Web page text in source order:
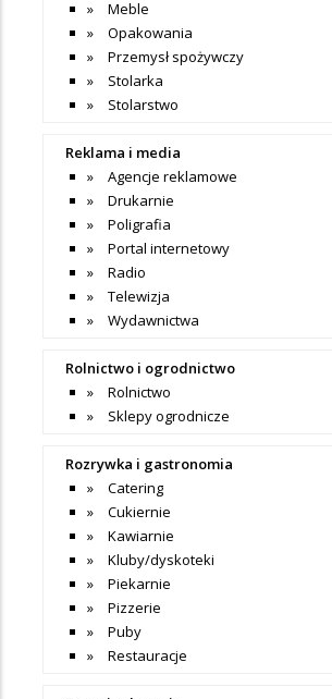
Meble
Opakowania
Przemysł spożywczy
Stolarka
Stolarstwo
Reklama i media
Agencje reklamowe
Drukarnie
Poligrafia
Portal internetowy
Radio
Telewizja
Wydawnictwa
Rolnictwo i ogrodnictwo
Rolnictwo
Sklepy ogrodnicze
Rozrywka i gastronomia
Catering
Cukiernie
Kawiarnie
Kluby/dyskoteki
Piekarnie
Pizzerie
Puby
Restauracje